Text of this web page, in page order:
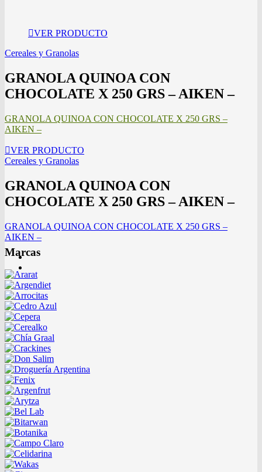
VER PRODUCTO
Cereales y Granolas
GRANOLA QUINOA CON
CHOCOLATE X 250 GRS – AIKEN –
GRANOLA QUINOA CON CHOCOLATE X 250 GRS –
AIKEN –
VER PRODUCTO
Cereales y Granolas
GRANOLA QUINOA CON
CHOCOLATE X 250 GRS – AIKEN –
GRANOLA QUINOA CON CHOCOLATE X 250 GRS –
AIKEN –
Marcas